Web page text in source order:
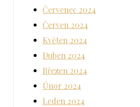
Červenec 2024
Červen 2024
Květen 2024
Duben 2024
Březen 2024
Únor 2024
Leden 2024